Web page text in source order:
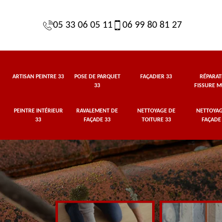
05 33 06 05 11 06 99 80 81 27
ARTISAN PEINTRE 33
POSE DE PARQUET
33
FAÇADIER 33
FISSURE
PEINTRE INTÉRIEUR
33
RAVALEMENT DE
FAÇADE 33
NETTOYAGE DE
TOITURE 33